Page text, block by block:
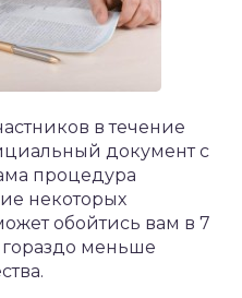
в течение
документ с
процедура
некоторых
обойтись вам в 7
гораздо меньше